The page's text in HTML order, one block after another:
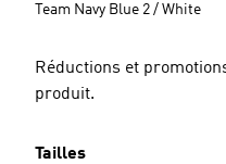
Team Navy Blue 2 / White
Réductions et
produit.
Tailles